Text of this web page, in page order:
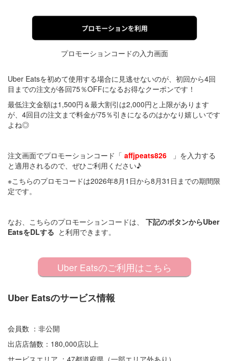
プロモーションコードの入力画面
Uber Eatsを初めて使用する場合に見逃せないのが、初回から4回
目までの注文が各回75％OFFになるお得なクーポンです！
最低注文金額は1,500円＆最大割引は2,000円と上限があります
が、4回目の注文まで料金が75％引きになるのはかなり嬉しいです
よね◎
注文画面でプロモーションコード「 affjpeats826
」を入力する
と適用されるので、ぜひご利用ください♪
※こちらのプロモコードは2026年8月1日から8月31日までの期間限
定です。
なお、こちらのプロモーションコードは、 下記のボタンからUber
EatsをDLする と利用できます。
Uber Eatsのご利用はこちら
Uber Eatsのサービス情報
会員数 ：非公開
出店店舗数：180,000店以上